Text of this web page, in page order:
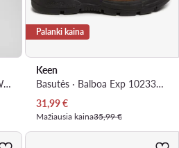
Turistiniai batai · Rigel Mid Wp 3Q12944 · Pilka
Palanki kaina
Keen
Basutės · Balboa Exp 1023377 · Ruda
Dabartinė kaina
31,99€
Mažiausia kaina35,99 €